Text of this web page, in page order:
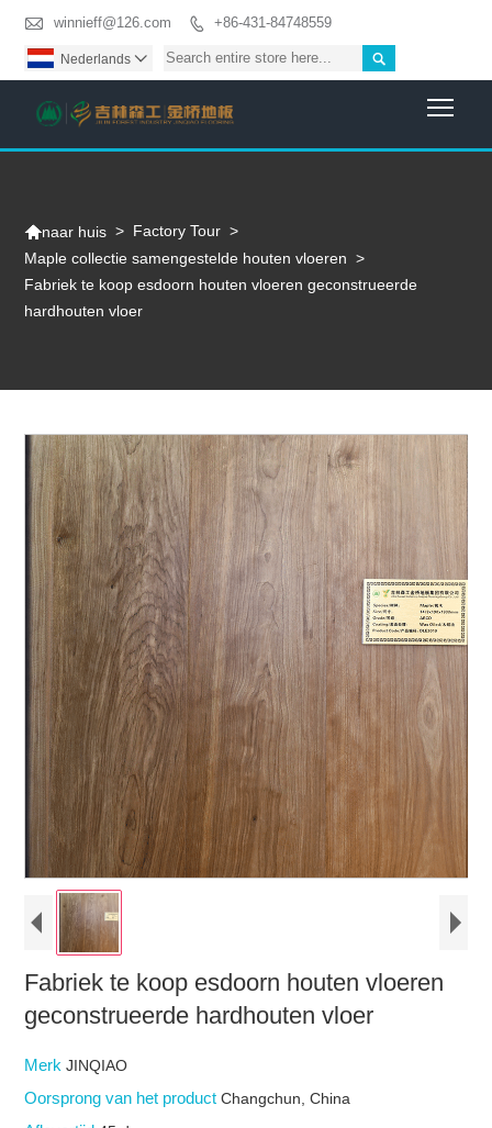
 winnieff@126.com  +86-431-84748559

Nederlands 
naar huis > Factory Tour >
Maple collectie samengestelde houten vloeren >
Fabriek te koop esdoorn houten vloeren geconstrueerde
hardhouten vloer
Fabriek te koop esdoorn houten vloeren
geconstrueerde hardhouten vloer
MerkJINQIAO
Oorsprong van het productChangchun, China